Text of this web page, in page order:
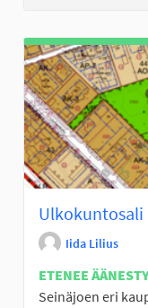
Ulkokuntosali
Iida Lilius
ETENEE
Seinäjoen eri